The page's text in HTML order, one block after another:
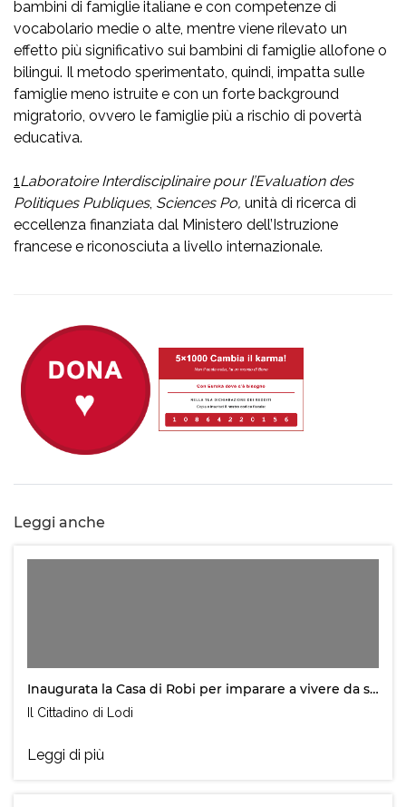
bambini di famiglie italiane e con competenze di
vocabolario medie o alte, mentre viene rilevato un
effetto più significativo sui bambini di famiglie allofone o
bilingui. Il metodo sperimentato, quindi, impatta sulle
famiglie meno istruite e con un forte background
migratorio, ovvero le famiglie più a rischio di povertà
educativa.
1Laboratoire Interdisciplinaire pour l’Evaluation des
Politiques Publiques, Sciences Po, unità di ricerca di
eccellenza finanziata dal Ministero dell’Istruzione
francese e riconosciuta a livello internazionale.
Leggi anche
Inaugurata la Casa di Robi per imparare a vivere da soli
Il Cittadino di Lodi
Leggi di più